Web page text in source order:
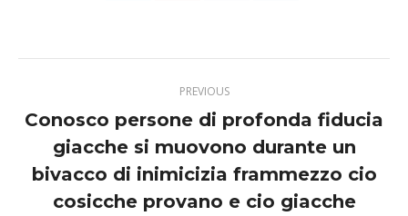
navigation
PREVIOUS
Previous
post:
Conosco persone di profonda fiducia
giacche si muovono durante un
bivacco di inimicizia frammezzo cio
cosicche provano e cio giacche